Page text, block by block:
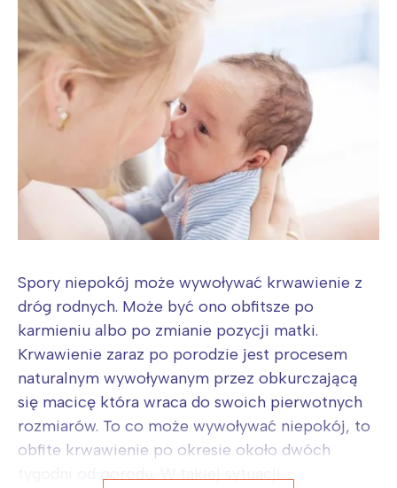
Spory niepokój może wywoływać krwawienie z
dróg rodnych. Może być ono obfitsze po
karmieniu albo po zmianie pozycji matki.
Krwawienie zaraz po porodzie jest procesem
naturalnym wywoływanym przez obkurczającą
się macicę która wraca do swoich pierwotnych
rozmiarów. To co może wywoływać niepokój, to
obfite krwawienie po okresie około dwóch